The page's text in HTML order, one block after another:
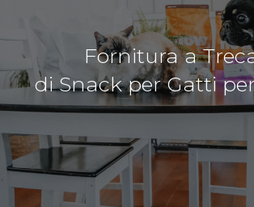
Fornitura a
di Snack per Gatti